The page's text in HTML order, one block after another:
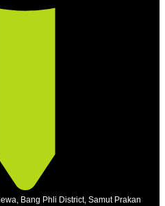
Bang Phli District, Samut Prakan